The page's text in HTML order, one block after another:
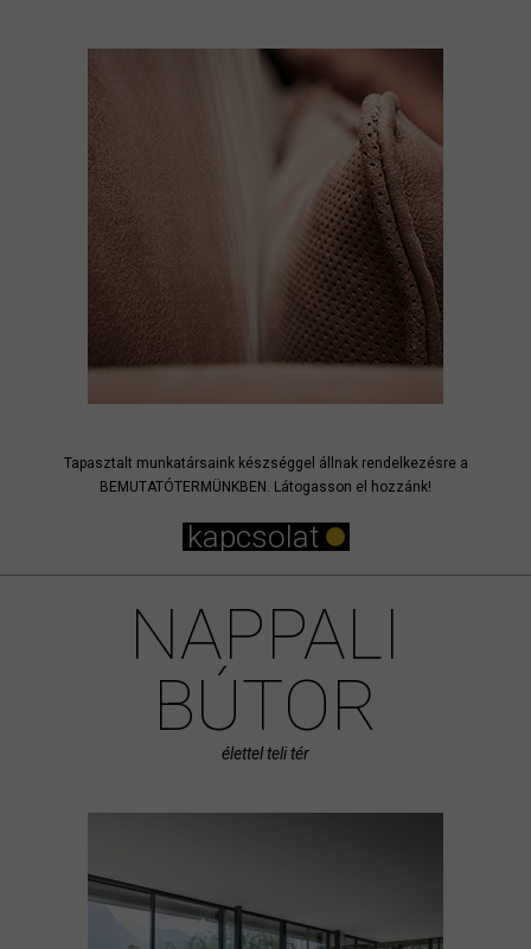
Tapasztalt munkatársaink készséggel állnak rendelkezésre a
BEMUTATÓTERMÜNKBEN. Látogasson el hozzánk!
kapcsolat
NAPPALI
BÚTOR
élettel teli tér